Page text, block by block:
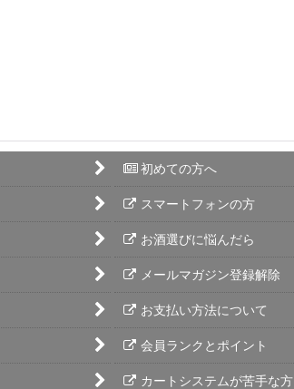
初めての方へ
スマートフォンの方
お酒選びに悩んだら
メールマガジン登録解除
お支払い方法について
会員ランクとポイント
カートシステムが苦手な方